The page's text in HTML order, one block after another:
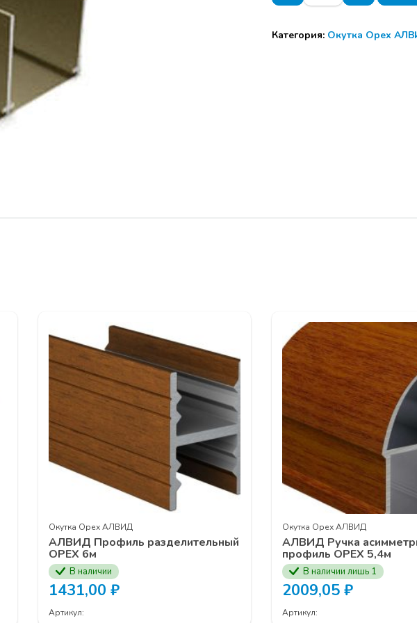
Направляющая
верхняя
Категория:Окутка Орех
Окутка Орех АЛВИД
АЛВИД Профиль разделительный
ОРЕХ 6м
В наличии
1431,00 ₽
Артикул:
Окутка Орех АЛВИД
АЛВИД Ручка
профиль ОРЕХ 5,4м
В наличии лишь 1
2009,05 ₽
Артикул:
ДИЗАЙНЕРСКИХ
Фурнитура кухонного наполнения
Подвеснаясистема
MODUS AIR SOFT (black)
Телескопическая подвесная системаMODUS
TS
Гардеробная система
MODUS
Серия профилей
MFдля распашных шкафов
MODUS
Серия рамочных профилей
ЗАЯВКУ НА УЧАСТИЕ В СЕМИНАРЕ ВЫ МОЖЕТЕ ОСТАВИТЬ У ВАШИХ
КОМПАНИИ ПРОГРЕСС ПО НОМЕРУ ТЕЛЕФОНА
+7 (3902) 260-481